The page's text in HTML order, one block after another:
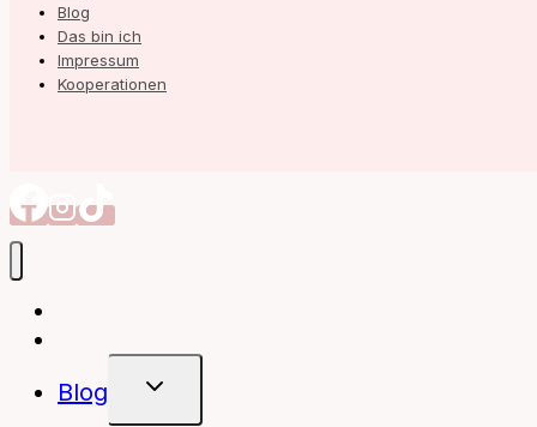
Blog
Das bin ich
Impressum
Kooperationen
Blog
Untermenü